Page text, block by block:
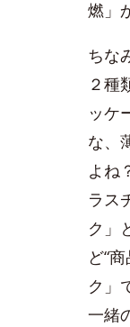
燃」
ちな
２種
ッケ
な、
よね
ラス
ク」
ど“
ク」
一緒